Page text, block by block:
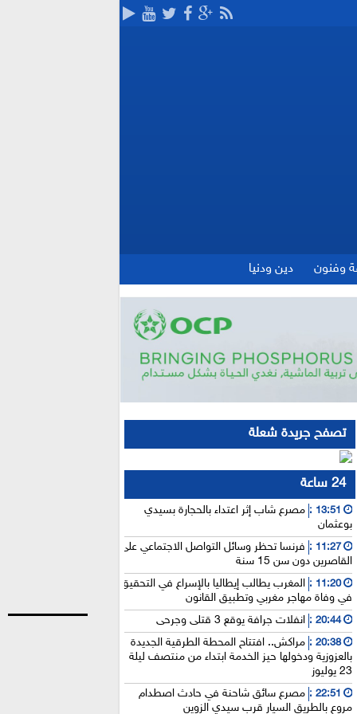
وفنون دين ودنيا
تصفح جريدة شعلة
24 ساعة
13:51 :
مصرع شاب إثر اعتداء بالحجارة بسيدي
بوعثمان
11:27 :
فرنسا تحظر وسائل التواصل الاجتماعي على
القاصرين دون سن 15 سنة
11:20 :
المغرب يطالب إيطاليا بالإسراع في التحقيق
في وفاة مهاجر مغربي وتطبيق القانون
20:44 : انفلات جرافة يوقع 3 قتلى وجرحى
20:38 :
مراكش.. افتتاح المحطة الطرقية الجديدة
بالعزوزية ودخولها حيز الخدمة ابتداء من منتصف ليلة
23 يوليوز
22:51 :
مصرع سائق شاحنة في حادث اصطدام
مروع بالطريق السيار قرب سيدي الزوين